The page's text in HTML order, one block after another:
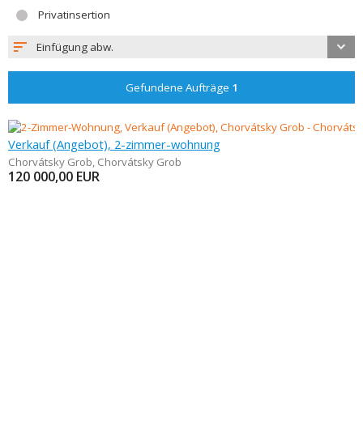
Privatinsertion
Einfügung abw.
Gefundene Aufträge 1
Verkauf (Angebot), 2-zimmer-wohnung
Chorvátsky Grob, Chorvátsky Grob
120 000,00 EUR